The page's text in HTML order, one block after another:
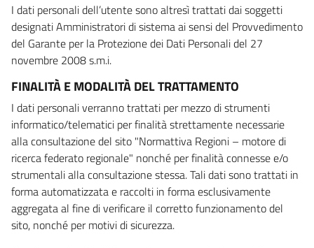
I dati personali dell’utente sono altresì trattati dai soggetti
designati Amministratori di sistema ai sensi del Provvedimento
del Garante per la Protezione dei Dati Personali del 27
novembre 2008 s.m.i.
FINALITÀ E MODALITÀ DEL TRATTAMENTO
I dati personali verranno trattati per mezzo di strumenti
informatico/telematici per finalità strettamente necessarie
alla consultazione del sito "Normattiva Regioni – motore di
ricerca federato regionale" nonché per finalità connesse e/o
strumentali alla consultazione stessa. Tali dati sono trattati in
forma automatizzata e raccolti in forma esclusivamente
aggregata al fine di verificare il corretto funzionamento del
sito, nonché per motivi di sicurezza.